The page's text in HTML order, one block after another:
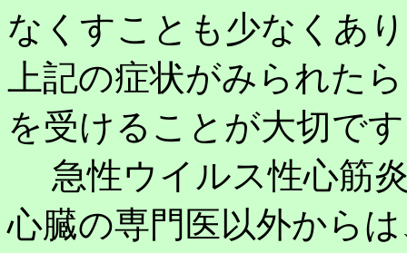
なくすことも少なくあ
上記の症状がみられた
を受けることが大切で
急性ウイルス性心筋
心臓の専門医以外から